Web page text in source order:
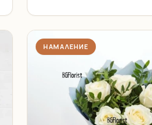
НАМАЛЕНИЕ